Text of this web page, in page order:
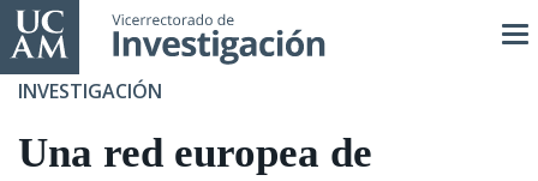
Pasar
al
contenido
INVESTIGACIÓN
Una red europea de